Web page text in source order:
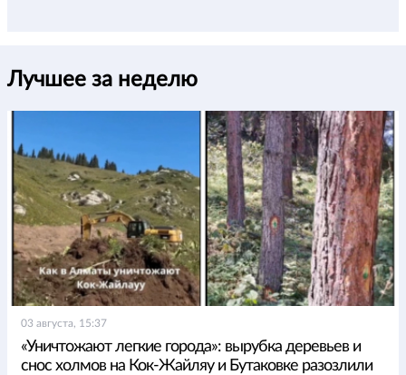
Лучшее за неделю
03 августа, 15:37
«Уничтожают легкие города»: вырубка деревьев и
снос холмов на Кок-Жайляу и Бутаковке разозлили